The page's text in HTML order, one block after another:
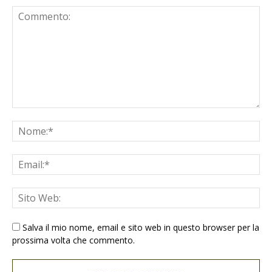
Salva il mio nome, email e sito web in questo browser per la
prossima volta che commento.